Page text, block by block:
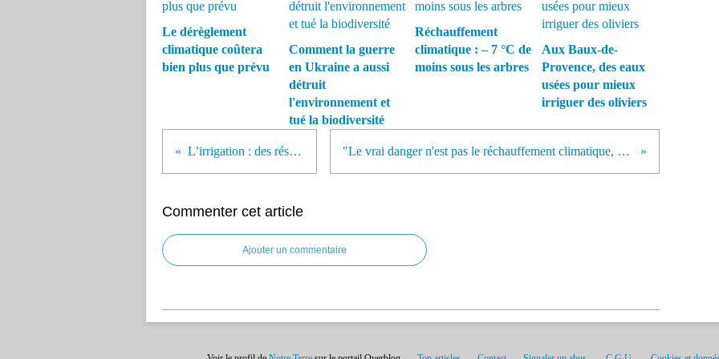
Le dérèglement
climatique coûtera
bien plus que prévu
Comment la guerre
en Ukraine a aussi
détruit
l'environnement et
tué la biodiversité
Réchauffement
climatique : – 7 °C de
moins sous les arbres
Aux Baux-de-
Provence, des eaux
usées pour mieux
irriguer des oliviers
L’irrigation : des réserves en eau qui s’amenuisent "Le vrai danger n'est pas le réchauffement climatique, mais la venue d'une période glaciaire en 2012" (Marsh, physicien)
Commenter cet article
Ajouter un commentaire